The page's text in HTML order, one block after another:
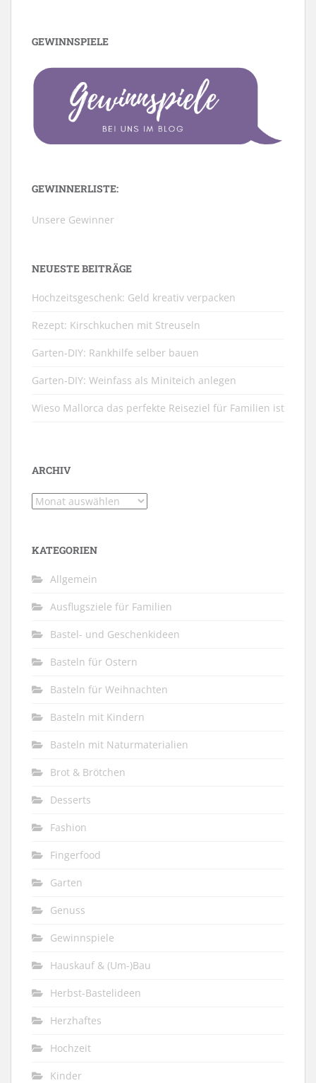
GEWINNSPIELE
GEWINNERLISTE:
Unsere Gewinner
NEUESTE BEITRÄGE
Hochzeitsgeschenk: Geld kreativ verpacken
Rezept: Kirschkuchen mit Streuseln
Garten-DIY: Rankhilfe selber bauen
Garten-DIY: Weinfass als Miniteich anlegen
Wieso Mallorca das perfekte Reiseziel für Familien ist
ARCHIV
Archiv
KATEGORIEN
Allgemein
Ausflugsziele für Familien
Bastel- und Geschenkideen
Basteln für Ostern
Basteln für Weihnachten
Basteln mit Kindern
Basteln mit Naturmaterialien
Brot & Brötchen
Desserts
Fashion
Fingerfood
Garten
Genuss
Gewinnspiele
Hauskauf & (Um-)Bau
Herbst-Bastelideen
Herzhaftes
Hochzeit
Kinder